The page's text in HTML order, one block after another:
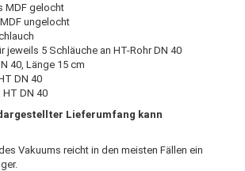
MDF gelocht
ungelocht
jeweils 5 Schläuche an HT-Rohr DN 40
40, Länge 15 cm
DN 40
HT DN 40
Lieferumfang kann
Vakuums reicht in den meisten Fällen ein